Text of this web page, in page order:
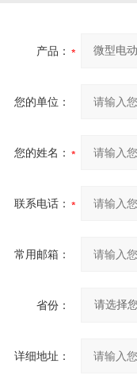
产品：
您的单位：
您的姓名：
联系电话：
常用邮箱：
省份：
详细地址：